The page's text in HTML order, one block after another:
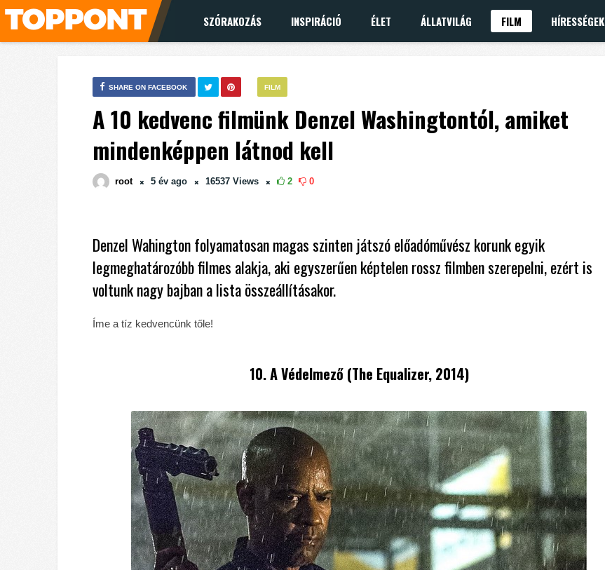
SZÓRAKOZÁS INSPIRÁCIÓ ÉLET ÁLLATVILÁG FILM HÍRESSÉGEK
FILM
SHARE ON FACEBOOK
A 10 kedvenc filmünk Denzel Washingtontól, amiket
mindenképpen látnod kell
root 5 év ago 16537 Views 2 0
Denzel Wahington folyamatosan magas szinten játszó előadóművész korunk egyik
legmeghatározóbb filmes alakja, aki egyszerűen képtelen rossz filmben szerepelni, ezért is
voltunk nagy bajban a lista összeállításakor.
Íme a tíz kedvencünk tőle!
10. A Védelmező (The Equalizer, 2014)